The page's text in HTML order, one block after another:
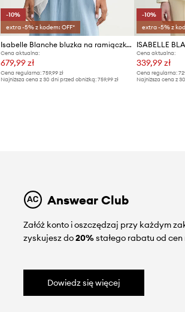
-10%
extra -5% z kodem: OFF*
Isabelle Blanche bluzka na ramiączkach damska lniana
Cena aktualna:
679,99 zł
Cena regularna: 759,99 zł
Najniższa cena z 30 dni przed obniżką: 759,99 zł
-10%
extra -5% z
Cena aktualna:
339,99 zł
Cena regularna:
Najniższa cena z
Answear Club
Załóż konto i oszczędzaj przy każdym
zyskujesz do20%stałego rabatu od cen
Dowiedz się więcej